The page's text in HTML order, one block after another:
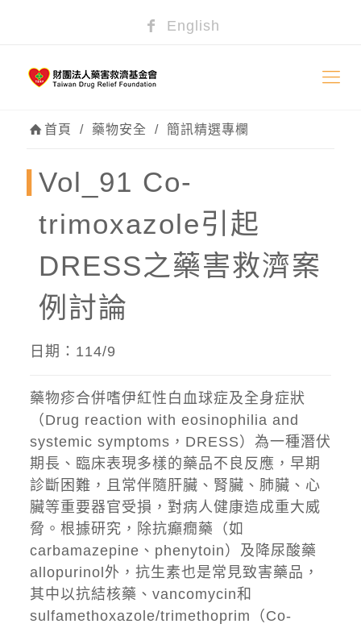
English
首頁 / 藥物安全 / 簡訊精選專欄
Vol_91 Co-
trimoxazole引起
DRESS之藥害救濟案
例討論
日期：114/9
藥物疹合併嗜伊紅性白血球症及全身症狀
（Drug reaction with eosinophilia and
systemic symptoms，DRESS）為一種潛伏
期長、臨床表現多樣的藥品不良反應，早期
診斷困難，且常伴隨肝臟、腎臟、肺臟、心
臟等重要器官受損，對病人健康造成重大威
脅。根據研究，除抗癲癇藥（如
carbamazepine、phenytoin）及降尿酸藥
allopurinol外，抗生素也是常見致害藥品，
其中以抗結核藥、vancomycin和
sulfamethoxazole/trimethoprim（Co-